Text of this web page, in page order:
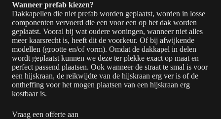
Wanneer prefab kiezen?
Dakkapellen die niet prefab worden geplaatst, worden in losse
componenten vervoerd die een voor een op het dak worden
geplaatst. Vooral bij wat oudere woningen, wanneer niet alles
meer kaarsrecht is, heeft dit de voorkeur. Of bij afwijkende
modellen (grootte en/of vorm). Omdat de dakkapel in delen
wordt geplaatst kunnen we deze ter plekke exact op maat en
perfect passend plaatsen. Ook wanneer de straat te smal is voor
een hijskraan, de reikwijdte van de hijskraan erg ver is of de
ontheffing voor het mogen plaatsen van een hijskraan erg
kostbaar is.
Vraag een offerte aan